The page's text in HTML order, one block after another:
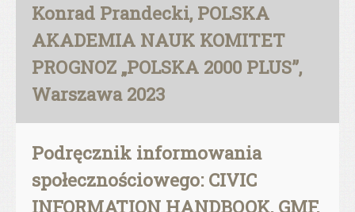
Konrad Prandecki, POLSKA
AKADEMIA NAUK KOMITET
PROGNOZ „POLSKA 2000 PLUS”,
Warszawa 2023
Podręcznik informowania
społecznościowego: CIVIC
INFORMATION HANDBOOK, GMF,